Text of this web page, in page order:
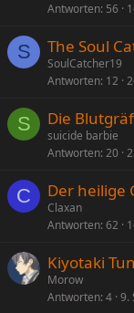
Antworten 56
S The Soul
SoulCatcher19
Antworten 12
S Die
suicide barbie
Antworten 20
C Der heilige
Claxan
Antworten 62
Kiyotaki
Morow
Antworten 4 9.